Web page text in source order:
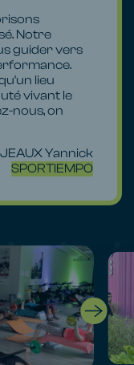
Notre
guider vers
lieu
vivant le
nous, on
Yannick
SPORTIEMPO